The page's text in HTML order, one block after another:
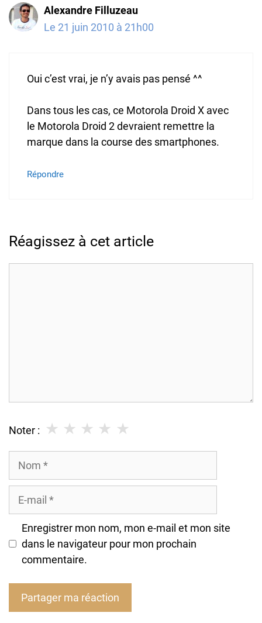
Alexandre Filluzeau
Le 21 juin 2010 à 21h00
Oui c’est vrai, je n’y avais pas pensé ^^
Dans tous les cas, ce Motorola Droid X avec
le Motorola Droid 2 devraient remettre la
marque dans la course des smartphones.
Répondre
Réagissez à cet article
Noter : ★
★
★
★
★
Enregistrer mon nom, mon e-mail et mon site
dans le navigateur pour mon prochain
commentaire.